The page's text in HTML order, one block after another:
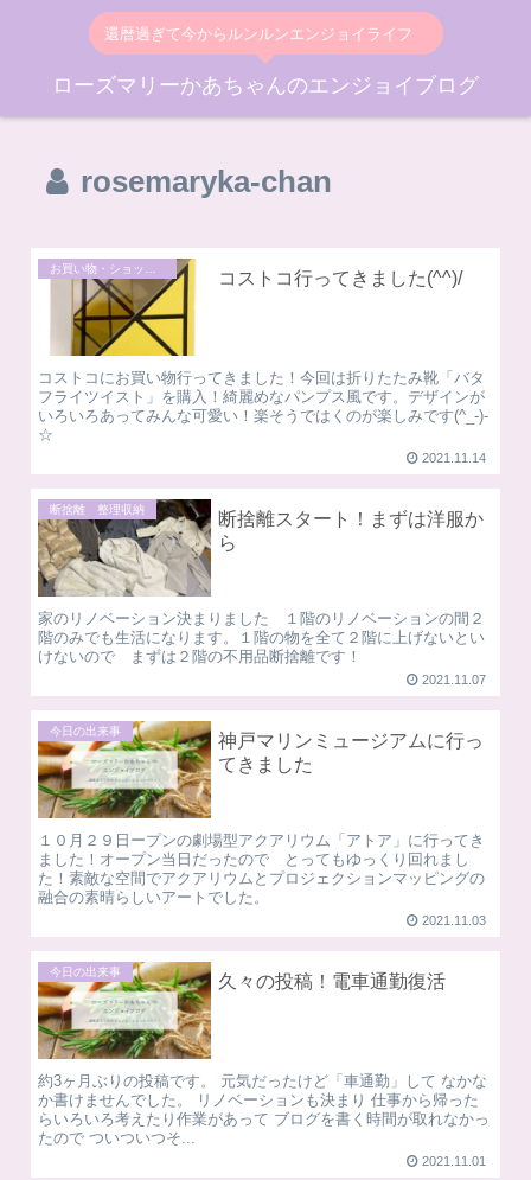
還暦過ぎて今からルンルンエンジョイライフ
ローズマリーかあちゃんのエンジョイブログ
rosemaryka-chan
コストコ行ってきました(^^)/
コストコにお買い物行ってきました！今回は折りたたみ靴「バタ
フライツイスト」を購入！綺麗めなパンプス風です。デザインが
いろいろあってみんな可愛い！楽そうではくのが楽しみです(^_-)-
☆
2021.11.14
断捨離 整理収納
断捨離スタート！まずは洋服か
ら
家のリノベーション決まりました １階のリノベーションの間２
階のみでも生活になります。１階の物を全て２階に上げないとい
けないので まずは２階の不用品断捨離です！
2021.11.07
今日の出来事
神戸マリンミュージアムに行っ
てきました
１０月２９日ープンの劇場型アクアリウム「アトア」に行ってき
ました！オープン当日だったので とってもゆっくり回れまし
た！素敵な空間でアクアリウムとプロジェクションマッピングの
融合の素晴らしいアートでした。
2021.11.03
今日の出来事 久々の投稿！電車通勤復活
約3ヶ月ぶりの投稿です。 元気だったけど「車通勤」して なかな
か書けませんでした。 リノベーションも決まり 仕事から帰った
らいろいろ考えたり作業があって ブログを書く時間が取れなかっ
たので ついついつそ...
2021.11.01